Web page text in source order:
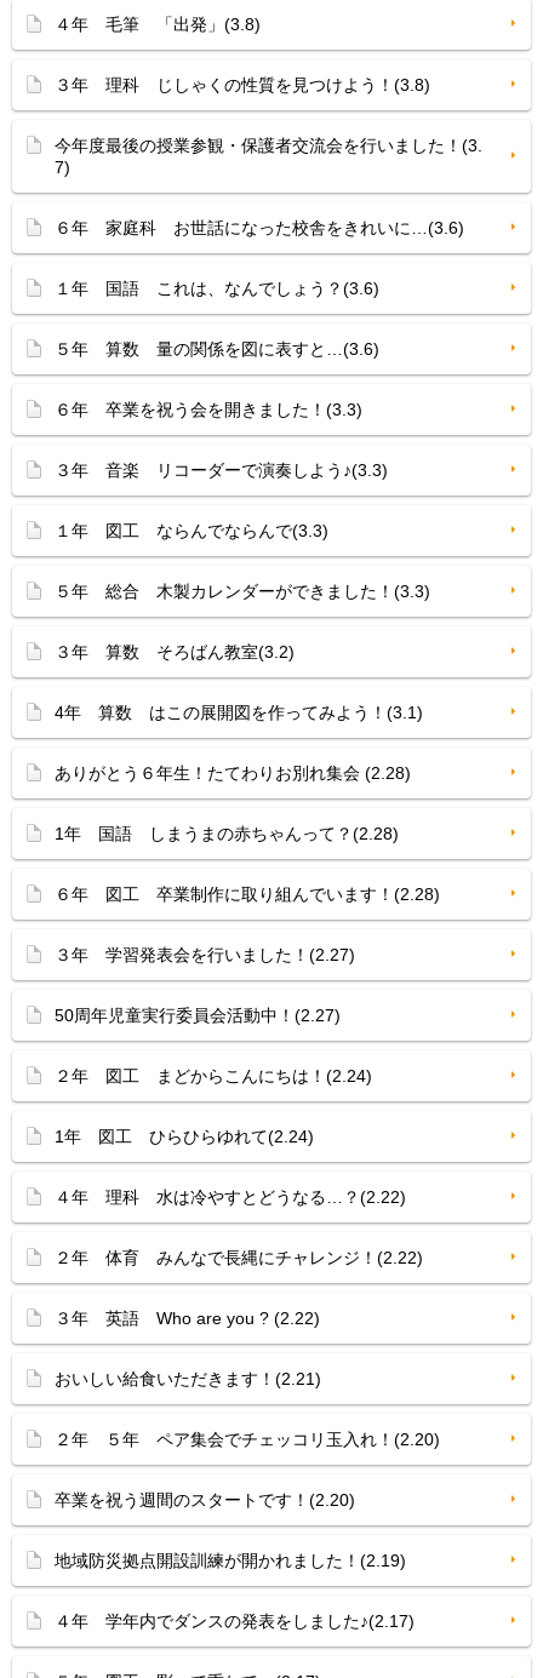
４年 毛筆 「出発」(3.8)
３年 理科 じしゃくの性質を見つけよう！(3.8)
今年度最後の授業参観・保護者交流会を行いました！(3.
7)
６年 家庭科 お世話になった校舎をきれいに…(3.6)
１年 国語 これは、なんでしょう？(3.6)
５年 算数 量の関係を図に表すと…(3.6)
６年 卒業を祝う会を開きました！(3.3)
３年 音楽 リコーダーで演奏しよう♪(3.3)
１年 図工 ならんでならんで(3.3)
５年 総合 木製カレンダーができました！(3.3)
３年 算数 そろばん教室(3.2)
4年 算数 はこの展開図を作ってみよう！(3.1)
ありがとう６年生！たてわりお別れ集会 (2.28)
1年 国語 しまうまの赤ちゃんって？(2.28)
６年 図工 卒業制作に取り組んでいます！(2.28)
３年 学習発表会を行いました！(2.27)
50周年児童実行委員会活動中！(2.27)
２年 図工 まどからこんにちは！(2.24)
1年 図工 ひらひらゆれて(2.24)
４年 理科 水は冷やすとどうなる…？(2.22)
２年 体育 みんなで長縄にチャレンジ！(2.22)
３年 英語 Who are you ? (2.22)
おいしい給食いただきます！(2.21)
２年 ５年 ペア集会でチェッコリ玉入れ！(2.20)
卒業を祝う週間のスタートです！(2.20)
地域防災拠点開設訓練が開かれました！(2.19)
４年 学年内でダンスの発表をしました♪(2.17)